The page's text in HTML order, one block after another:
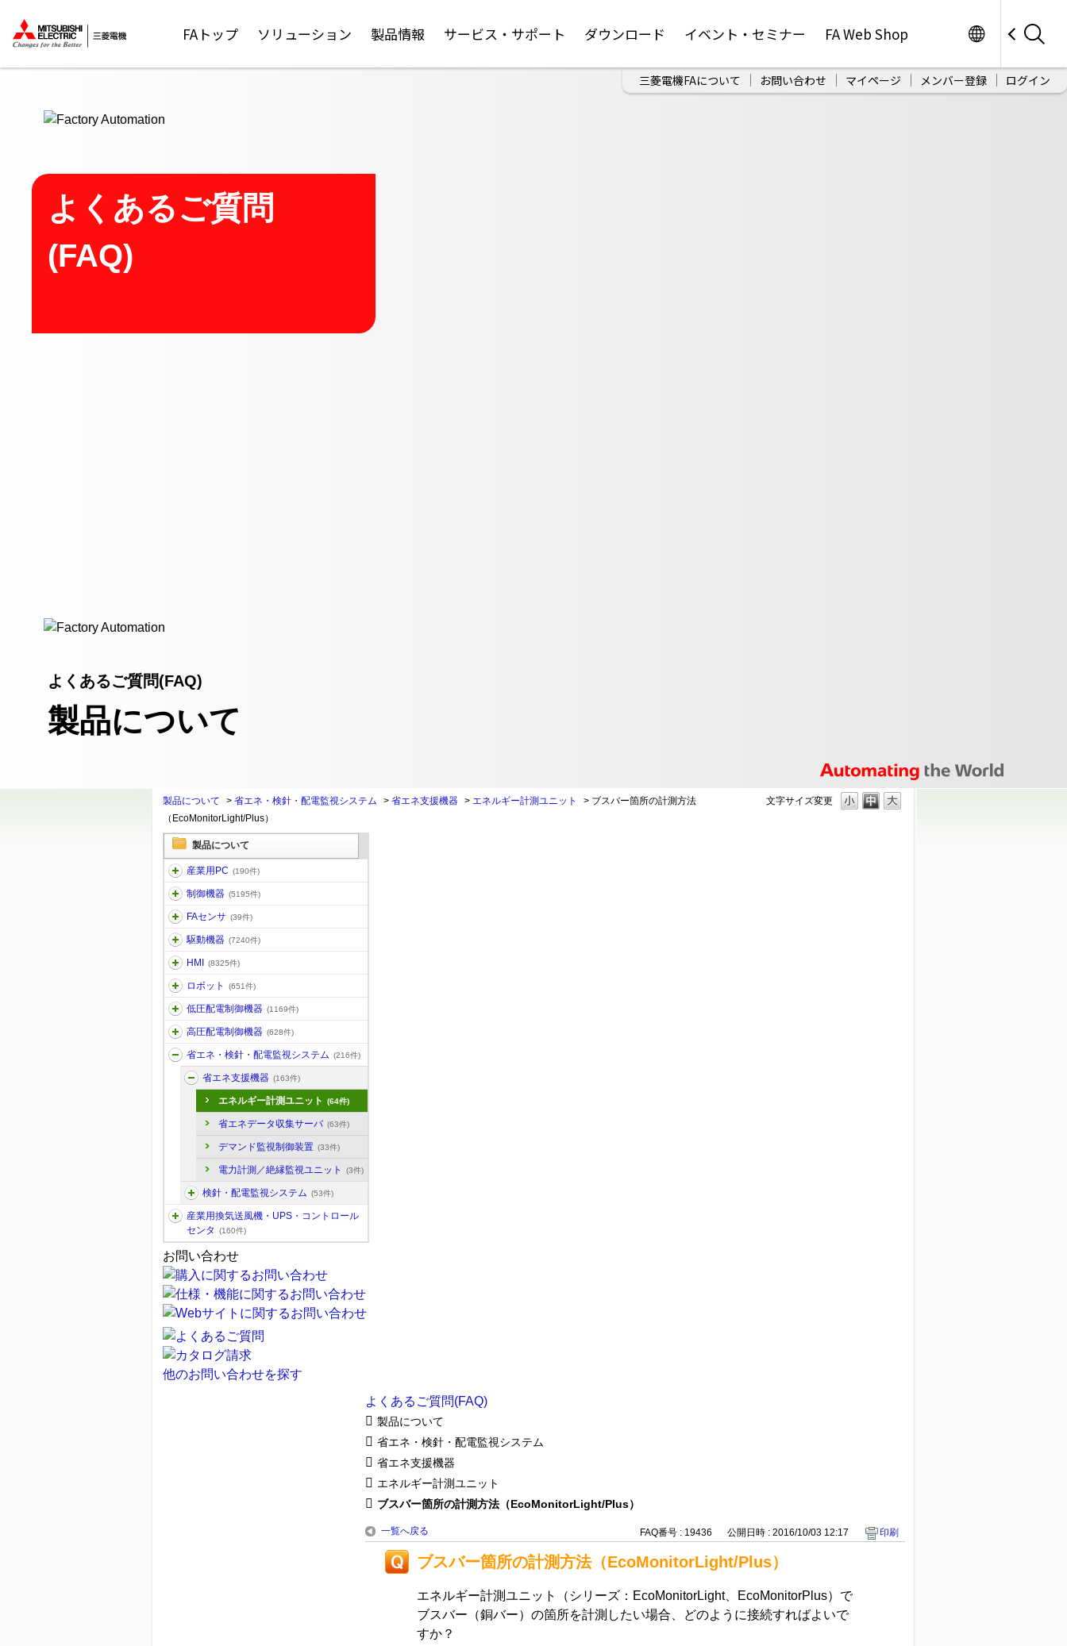
FAトップ ソリューション 製品情報 サービス・サポート ダウンロード イベント・セミナー FA Web Shop
三菱電機FAについて お問い合わせ マイページ メンバー登録 ログイン
よくあるご質問
(FAQ)
よくあるご質問(FAQ)
製品について
文字サイズ変更
製品について > 省エネ・検針・配電監視システム > 省エネ支援機器 > エネルギー計測ユニット > ブスバー箇所の計測方法
（EcoMonitorLight/Plus）
製品について
産業用PC (190件)
制御機器 (5195件)
FAセンサ (39件)
駆動機器 (7240件)
HMI (8325件)
ロボット (651件)
低圧配電制御機器 (1169件)
高圧配電制御機器 (628件)
省エネ・検針・配電監視システム (216件)
省エネ支援機器 (163件)
エネルギー計測ユニット (64件)
省エネデータ収集サーバ (63件)
デマンド監視制御装置 (33件)
電力計測／絶縁監視ユニット (3件)
検針・配電監視システム (53件)
産業用換気送風機・UPS・コントロール
センタ
(160件)
お問い合わせ
他のお問い合わせを探す
よくあるご質問(FAQ)
製品について
省エネ・検針・配電監視システム
省エネ支援機器
エネルギー計測ユニット
ブスバー箇所の計測方法（EcoMonitorLight/Plus）
一覧へ戻る FAQ番号 : 19436 公開日時 : 2016/10/03 12:17 印刷
ブスバー箇所の計測方法（EcoMonitorLight/Plus）
エネルギー計測ユニット（シリーズ：EcoMonitorLight、EcoMonitorPlus）で
ブスバー（銅バー）の箇所を計測したい場合、どのように接続すればよいで
すか？